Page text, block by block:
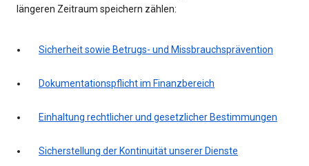
längeren Zeitraum speichern zählen:
Sicherheit sowie Betrugs- und Missbrauchsprävention
Dokumentationspflicht im Finanzbereich
Einhaltung rechtlicher und gesetzlicher Bestimmungen
Sicherstellung der Kontinuität unserer Dienste